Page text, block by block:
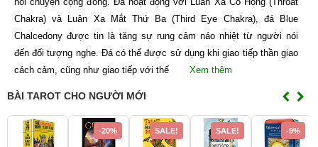
Chakra) và Luân Xa Mắt Thứ Ba (Third Eye Chakra), đá Blue
Chalcedony được tin là tăng sự rung cảm náo nhiệt từ người nói
đến đối tượng nghe. Đá có thể được sử dụng khi giao tiếp thần giao
cách cảm, cũng như giao tiếp với thế
Xem thêm
BÀI TAROT CHO NGƯỜI MỚI
-20% SALE! SALE! -9%